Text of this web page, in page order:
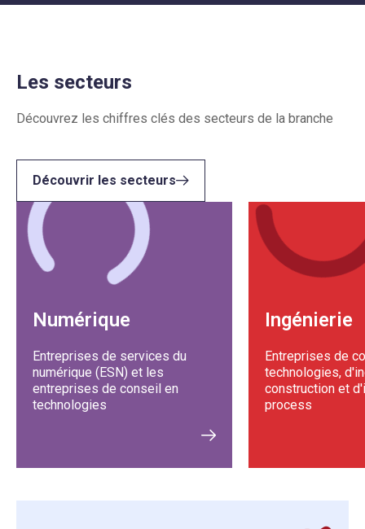
Numérique
Entreprises de services du
numérique (ESN) et les
entreprises de conseil en
technologies
Ingénierie
Entreprises de
technologies,
construction et
process
Les secteurs
Découvrez les chiffres clés des secteurs de la branche
Découvrir les secteurs